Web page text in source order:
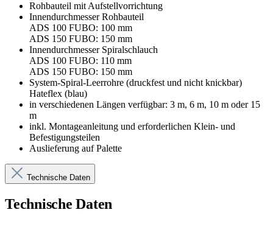
Rohbauteil mit Aufstellvorrichtung
Innendurchmesser Rohbauteil
ADS 100 FUBO: 100 mm
ADS 150 FUBO: 150 mm
Innendurchmesser Spiralschlauch
ADS 100 FUBO: 110 mm
ADS 150 FUBO: 150 mm
System-Spiral-Leerrohre (druckfest und nicht knickbar)
Hateflex (blau)
in verschiedenen Längen verfügbar: 3 m, 6 m, 10 m oder 15
m
inkl. Montageanleitung und erforderlichen Klein- und
Befestigungsteilen
Auslieferung auf Palette
Technische Daten
Technische Daten